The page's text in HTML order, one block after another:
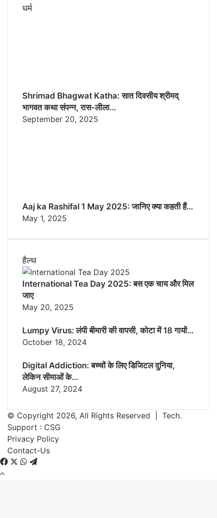
धर्म
Shrimad Bhagwat Katha: सात दिवसीय श्रीमद्
भागवत कथा संपन्न, रास-लीला…
September 20, 2025
Aaj ka Rashifal 1 May 2025: जानिए क्या कहती हैं…
May 1, 2025
हैल्थ
International Tea Day 2025: बस एक चाय और मिल
जाए
May 20, 2025
Lumpy Virus: लंपी बीमारी की वापसी, कोटा में 18 गायों…
October 18, 2024
Digital Addiction: बच्चों के लिए डिजिटल दुनिया,
लेकिन सीमाओं के…
August 27, 2024
© Copyright 2026, All Rights Reserved | Tech.
Support : CSG
Privacy Policy
Contact-Us
Facebook
X WhatsApp